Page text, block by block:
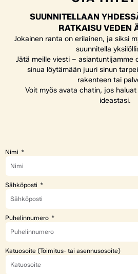
SUUNNITELLAAN
RATKAISU VEDEN
Jokainen ranta on erilainen, ja siksi
suunnitella
Jätä meille viesti –
sinua löytämään juuri sinun
rakenteen tai
Voit myös avata chatin, jos
ideastasi.
Nimi
Sähköposti
Puhelinnumero
Katuosoite (Toimitus- tai asennusosoite)